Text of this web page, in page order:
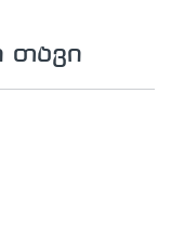
თავი